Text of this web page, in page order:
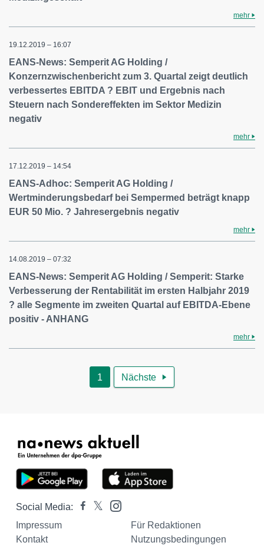
mehr
19.12.2019 – 16:07
EANS-News: Semperit AG Holding /
Konzernzwischenbericht zum 3. Quartal zeigt deutlich
verbessertes EBITDA ? EBIT und Ergebnis nach
Steuern nach Sondereffekten im Sektor Medizin
negativ
mehr
17.12.2019 – 14:54
EANS-Adhoc: Semperit AG Holding /
Wertminderungsbedarf bei Sempermed beträgt knapp
EUR 50 Mio. ? Jahresergebnis negativ
mehr
14.08.2019 – 07:32
EANS-News: Semperit AG Holding / Semperit: Starke
Verbesserung der Rentabilität im ersten Halbjahr 2019
? alle Segmente im zweiten Quartal auf EBITDA-Ebene
positiv - ANHANG
mehr
1 Nächste 
Social Media:
Impressum
Für Redaktionen
Kontakt
Nutzungsbedingungen